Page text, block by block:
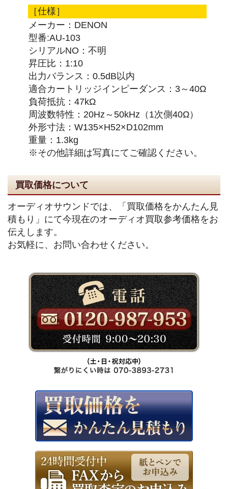
［仕様］
メーカー：DENON
型番:AU-103
シリアルNO：不明
昇圧比：1:10
出力バランス：0.5dB以内
適合カートリッジインピーダンス：3～40Ω
負荷抵抗：47kΩ
周波数特性：20Hz～50kHz（1次側40Ω）
外形寸法：W135×H52×D102mm
重量：1.3kg
※その他詳細は写真にてご確認ください。
買取価格について
オーディオサウンドでは、「買取価格をかんたん見
積もり」にて今現在のオーディオ買取参考価格をお
伝えします。
お気軽に、お問い合わせください。